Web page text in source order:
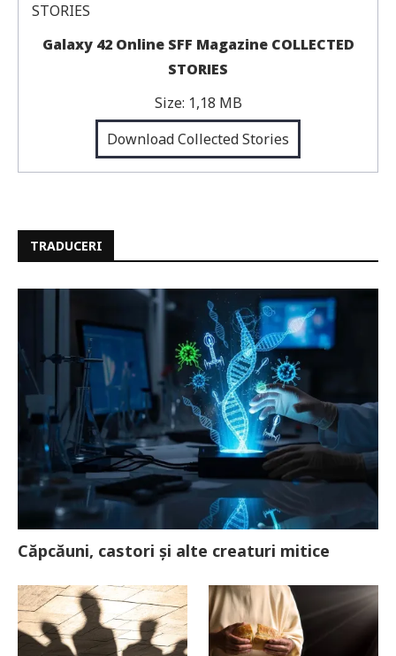
Galaxy 42 Online SFF Magazine COLLECTED
STORIES
Size: 1,18 MB
Download Collected Stories
TRADUCERI
Căpcăuni, castori și alte creaturi mitice